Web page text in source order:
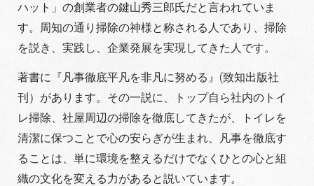
ハット」の創業者の鍵山秀三郎氏だと言われていま
す。周知の通り掃除の神様と称される人であり、掃除
を説き、実践し、企業発展を実現してきた人です。
著書に『凡事徹底平凡を非凡に努める』(致知出版社
刊）があります。その一説に、トップ自ら社内のトイ
レ掃除、社屋周辺の掃除を徹底してきたが、トイレを
清潔に保つことで心の安らぎが生まれ、凡事を徹底す
ることは、単に環境を整えるだけでなくひとの心と組
織の文化を変える力があると説いています。